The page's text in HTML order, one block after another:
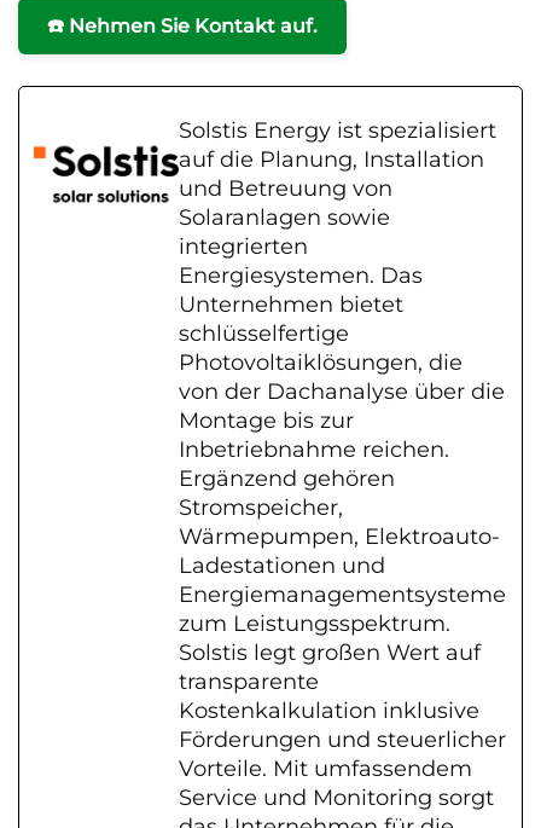
☎️ Nehmen Sie Kontakt auf.
Solstis Energy ist spezialisiert
auf die Planung, Installation
und Betreuung von
Solaranlagen sowie
integrierten
Energiesystemen. Das
Unternehmen bietet
schlüsselfertige
Photovoltaiklösungen, die
von der Dachanalyse über die
Montage bis zur
Inbetriebnahme reichen.
Ergänzend gehören
Stromspeicher,
Wärmepumpen, Elektroauto-
Ladestationen und
Energiemanagementsysteme
zum Leistungsspektrum.
Solstis legt großen Wert auf
transparente
Kostenkalkulation inklusive
Förderungen und steuerlicher
Vorteile. Mit umfassendem
Service und Monitoring sorgt